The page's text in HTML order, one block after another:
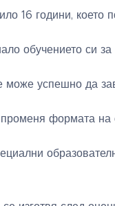
16 години, което
обучението си
може успешно да
променя формата на